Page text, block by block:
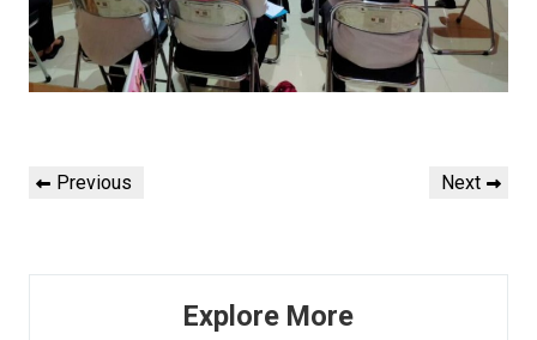
PostPrevious
Previous
Next
Next
Explore More